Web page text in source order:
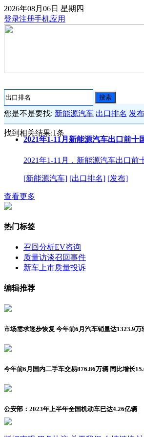
2026年08月06日 星期四
登录注册手机应用
搜索
您是不是要找: 新能源汽车 出口排名 发布
找到相关结果:1条
2021年1-11月新能源汽车出口前十
2021年1-11月，新能源汽车出口
[新能源汽车] [出口排名] [发布]
查看更多
热门标签
召回分析EV咨询
质量访谈召回事件
新车上市质量投诉
编辑推荐
市场需求逐步恢复 今年前6月汽车销量达1323.9万
今年前6月国内二手车交易876.86万辆 同比增长
公安部：2023年上半年全国机动车已达4.26亿辆